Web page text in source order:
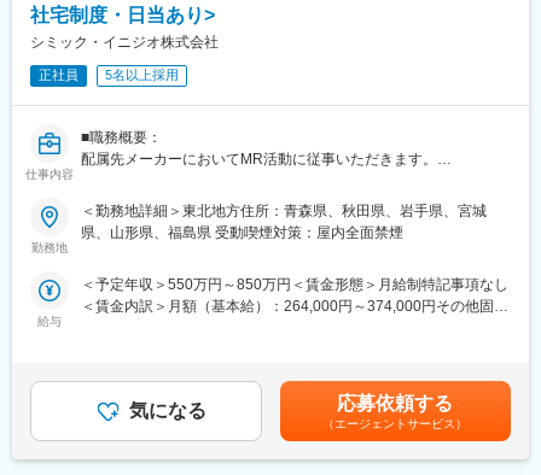
医師や薬剤師、看護師など医療従事者に医薬品の効果や副作用な
どの情報提供や情報収集を行います。患者さんのQOL改善に向
け、日々最新情報を学習し医療の一旦を担う専門性の高い活動が
できます。
入社後は導入研修を受講。アサイン先企業の研修などフォロー体
制は万全で、医療機器営業に必要な製品知識や業界の知識は入社
■ＭＩフォースの魅力：
ーがきめ細やかにフォローしますので、いつでも自信を持って営
業活動が行えます。
ができ、PMとして顧客や医師とレベルの高い関係を築くことも、
本社で事業企画や採用、社員の育成などに関わることも可能で
す。複数のプロジェクトを経験し、新たなキャリアに挑戦してい
くことを期待しています。
社宅制度・日当あり>
シミック・イニジオ株式会社
正社員 5名以上採用
仕事内容
■職務概要：
配属先メーカーにおいてMR活動に従事いただきます。
■新薬プロジェクト95％超／常時60以上のプロジェクトが稼働
プロジェクトの数やバリエーションはキャリア形成に直結するた
業規模、製品領域などのバランスを考慮しながら、常時60以上の
プロジェクトが稼働しています。
■年齢も経験も多様な人財が活躍
シミック・イニジオはほぼ全員が中途採用です。それぞれ異なる
バックグラウンドを持ち、その経験を活かして活動しています。
勤務地
＜勤務地詳細＞東北地方住所：青森県、秋田県、岩手県、宮城
県、山形県、福島県 受動喫煙対策：屋内全面禁煙
給与
＜予定年収＞550万円～850万円＜賃金形態＞月給制特記事項なし
＜賃金内訳＞月額（基本給）：264,000円～374,000円その他固定
を全額支給 ■賞与年2回（昨年度実績4.2ヶ月）、報酬改定年1回■
全国勤務が可能な方は、初回給与時に30万円の一時金を支給賃金
はあくまでも目安の金額であり、選考を通じて上下する可能性が
あります。月給(月額)は固定手当を含めた表記です。
気になる 応募依頼する
（エージェントサービス）